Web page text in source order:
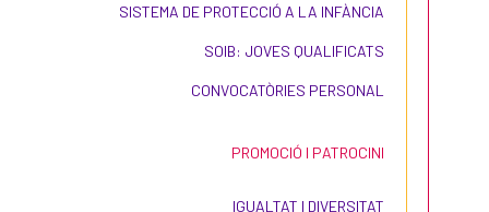
SISTEMA DE PROTECCIÓ A LA INFÀNCIA
SOIB: JOVES QUALIFICATS
CONVOCATÒRIES PERSONAL
PROMOCIÓ I PATROCINI
IGUALTAT I DIVERSITAT